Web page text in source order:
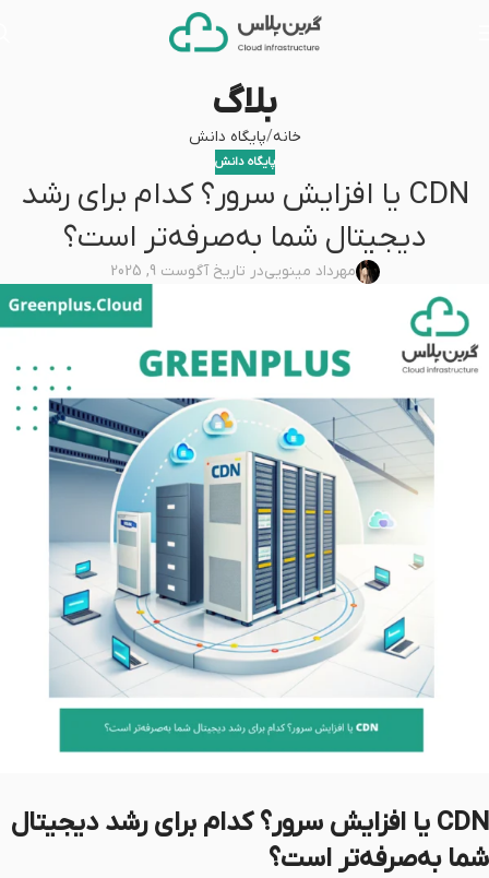
بلاگ
خانه پایگاه دانش
پایگاه دانش
CDN یا افزایش سرور؟ کدام برای رشد
دیجیتال شما به‌صرفه‌تر است؟
مهرداد مینوییدر تاریخ آگوست 9, 2025
CDN یا افزایش سرور؟ کدام برای رشد دیجیتال
شما به‌صرفه‌تر است؟